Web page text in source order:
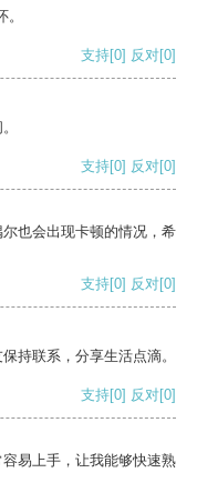
支持[0] 反对[0]
支持[0] 反对[0]
也会出现卡顿的情况，希
支持[0] 反对[0]
持联系，分享生活点滴。
支持[0] 反对[0]
易上手，让我能够快速熟